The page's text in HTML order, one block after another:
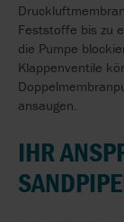
Feststoffe bis zu
die Pumpe
Klappenventile
ansaugen.
IHR